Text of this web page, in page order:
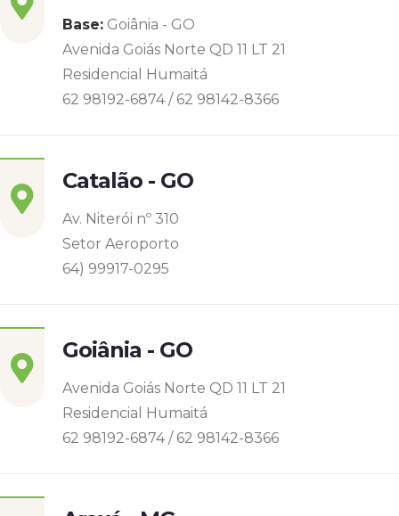
Base: Goiânia - GO
Avenida Goiás Norte QD 11 LT 21
Residencial Humaitá
62 98192-6874 / 62 98142-8366
Catalão - GO
Av. Niterói nº 310
Setor Aeroporto
64) 99917-0295
Goiânia - GO
Avenida Goiás Norte QD 11 LT 21
Residencial Humaitá
62 98192-6874 / 62 98142-8366